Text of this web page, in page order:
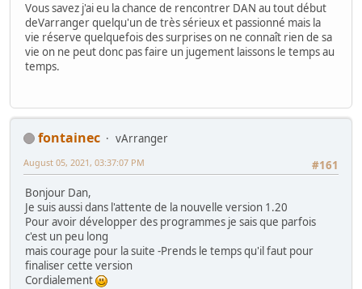
Vous savez j'ai eu la chance de rencontrer DAN au tout début
deVarranger quelqu'un de très sérieux et passionné mais la
vie réserve quelquefois des surprises on ne connaît rien de sa
vie on ne peut donc pas faire un jugement laissons le temps au
temps.
fontainec
vArranger
#161
August 05, 2021, 03:37:07 PM
Bonjour Dan,
Je suis aussi dans l'attente de la nouvelle version 1.20
Pour avoir développer des programmes je sais que parfois
c'est un peu long
mais courage pour la suite -Prends le temps qu'il faut pour
finaliser cette version
Cordialement